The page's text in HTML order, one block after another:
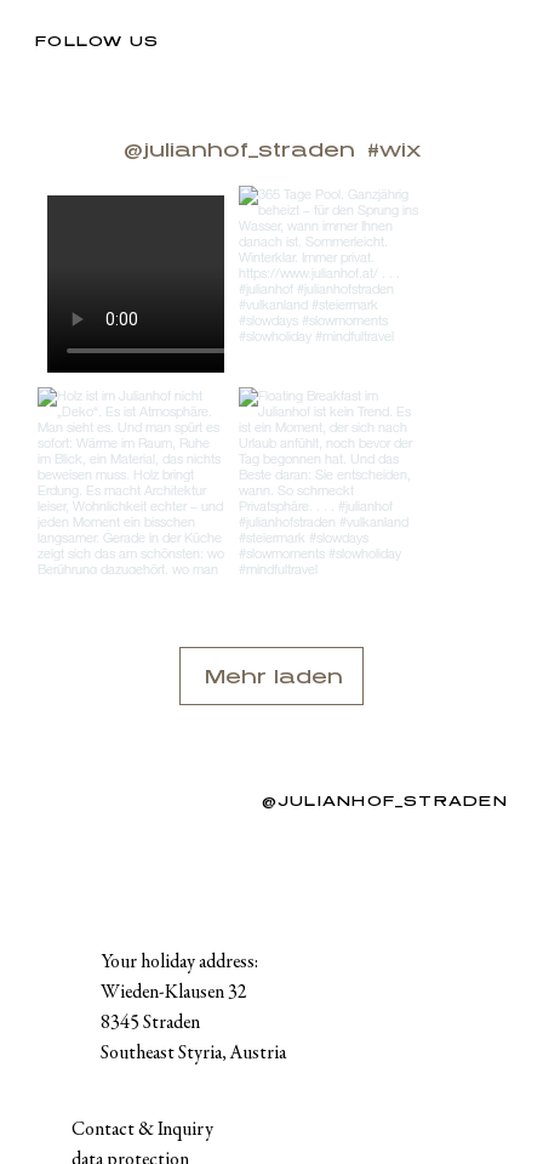
FOLLOW US
@JULIANHOF_STRADEN
#wix
@julianhof_straden
Mehr laden
Your holiday address:
Wieden-Klausen 32
8345 Straden
Southeast Styria, Austria
Contact & Inquiry